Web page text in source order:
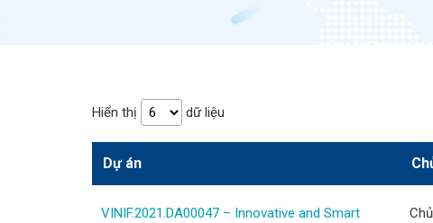
Hiển thị dữ liệu
Dự án
VINIF.2021.DA00047 – Innovative and Smart